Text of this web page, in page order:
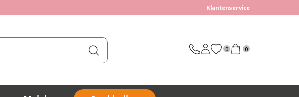
Klantenservice
0 0